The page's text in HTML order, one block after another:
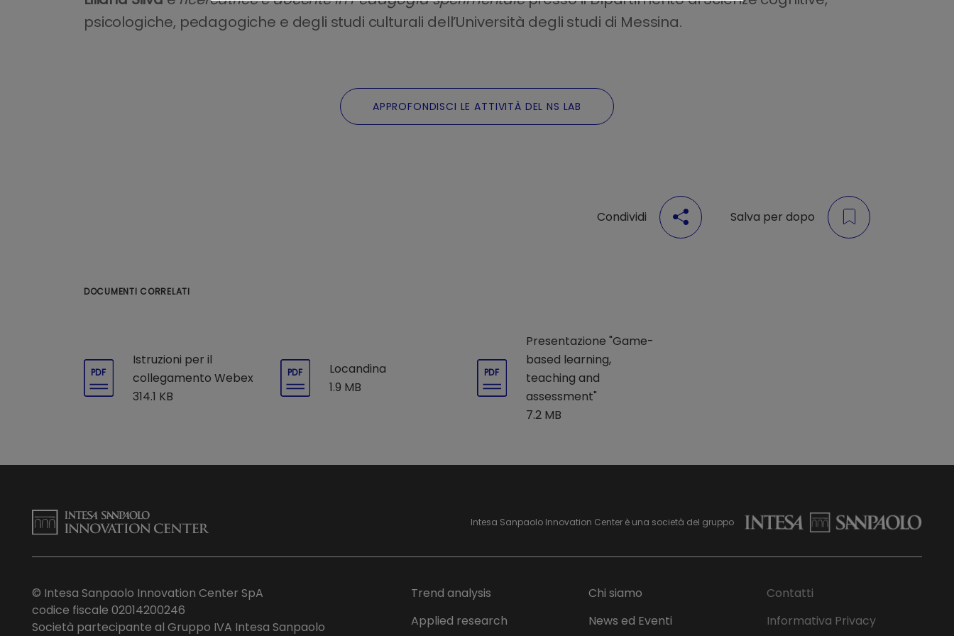
psicologiche, pedagogiche e degli studi culturali dell’Università degli studi di Messina.
APPROFONDISCI LE ATTIVITÀ DEL NS LAB
Condividi Salva per dopo
DOCUMENTI CORRELATI
PDF
Istruzioni per il
collegamento Webex
314.1 KB
PDF
Locandina
1.9 MB
PDF
Presentazione "Game-
based learning,
teaching and
assessment"
7.2 MB
Intesa Sanpaolo Innovation Center è una società del gruppo
© Intesa Sanpaolo Innovation Center SpA
codice fiscale 02014200246
Società partecipante al Gruppo IVA Intesa Sanpaolo
Trend analysis
Applied research
Chi siamo
News ed Eventi
Contatti
Informativa Privacy